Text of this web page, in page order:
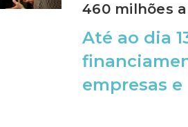
460 milhões
Até ao dia
empresas e